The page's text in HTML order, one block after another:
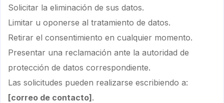
Solicitar la eliminación de sus datos.
Limitar u oponerse al tratamiento de datos.
Retirar el consentimiento en cualquier momento.
Presentar una reclamación ante la autoridad de
protección de datos correspondiente.
Las solicitudes pueden realizarse escribiendo a:
[correo de contacto] .